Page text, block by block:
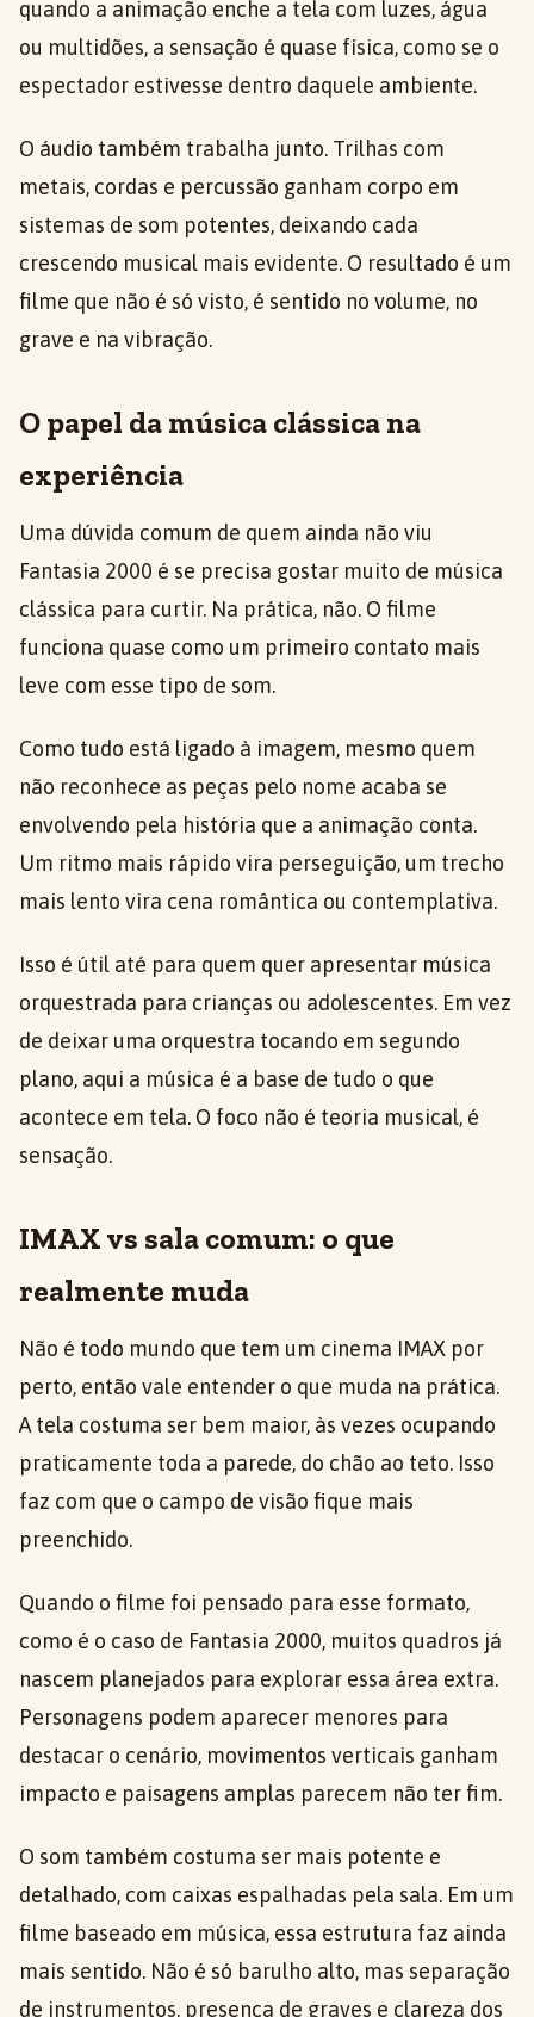
quando a animação enche a tela com luzes, água
ou multidões, a sensação é quase física, como se o
espectador estivesse dentro daquele ambiente.
O áudio também trabalha junto. Trilhas com
metais, cordas e percussão ganham corpo em
sistemas de som potentes, deixando cada
crescendo musical mais evidente. O resultado é um
filme que não é só visto, é sentido no volume, no
grave e na vibração.
O papel da música clássica na
experiência
Uma dúvida comum de quem ainda não viu
Fantasia 2000 é se precisa gostar muito de música
clássica para curtir. Na prática, não. O filme
funciona quase como um primeiro contato mais
leve com esse tipo de som.
Como tudo está ligado à imagem, mesmo quem
não reconhece as peças pelo nome acaba se
envolvendo pela história que a animação conta.
Um ritmo mais rápido vira perseguição, um trecho
mais lento vira cena romântica ou contemplativa.
Isso é útil até para quem quer apresentar música
orquestrada para crianças ou adolescentes. Em vez
de deixar uma orquestra tocando em segundo
plano, aqui a música é a base de tudo o que
acontece em tela. O foco não é teoria musical, é
sensação.
IMAX vs sala comum: o que
realmente muda
Não é todo mundo que tem um cinema IMAX por
perto, então vale entender o que muda na prática.
A tela costuma ser bem maior, às vezes ocupando
praticamente toda a parede, do chão ao teto. Isso
faz com que o campo de visão fique mais
preenchido.
Quando o filme foi pensado para esse formato,
como é o caso de Fantasia 2000, muitos quadros já
nascem planejados para explorar essa área extra.
Personagens podem aparecer menores para
destacar o cenário, movimentos verticais ganham
impacto e paisagens amplas parecem não ter fim.
O som também costuma ser mais potente e
detalhado, com caixas espalhadas pela sala. Em um
filme baseado em música, essa estrutura faz ainda
mais sentido. Não é só barulho alto, mas separação
de instrumentos, presença de graves e clareza dos